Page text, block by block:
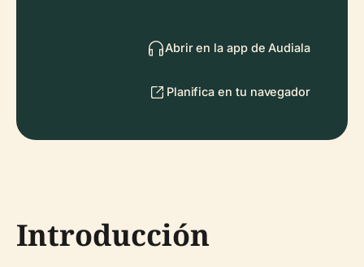
Abrir en la app de Audiala
Planifica en tu navegador
Introducción